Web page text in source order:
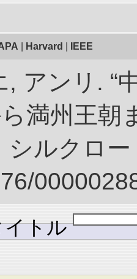
Harvard IEEE
, アンリ. “
満州王朝
シルクロ
イトル